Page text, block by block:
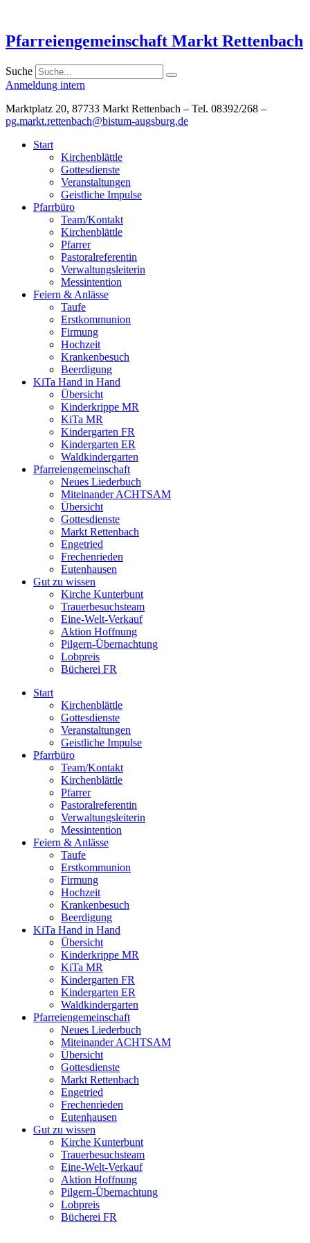
springen
Pfarreiengemeinschaft Markt Rettenbach
Suche
Anmeldung intern
Marktplatz 20, 87733 Markt Rettenbach – Tel. 08392/268 –
pg.markt.rettenbach@bistum-augsburg.de
Start
Kirchenblättle
Gottesdienste
Veranstaltungen
Geistliche Impulse
Pfarrbüro
Team/Kontakt
Kirchenblättle
Pfarrer
Pastoralreferentin
Verwaltungsleiterin
Messintention
Feiern & Anlässe
Taufe
Erstkommunion
Firmung
Hochzeit
Krankenbesuch
Beerdigung
KiTa Hand in Hand
Übersicht
Kinderkrippe MR
KiTa MR
Kindergarten FR
Kindergarten ER
Waldkindergarten
Pfarreiengemeinschaft
Neues Liederbuch
Miteinander ACHTSAM
Übersicht
Gottesdienste
Markt Rettenbach
Engetried
Frechenrieden
Eutenhausen
Gut zu wissen
Kirche Kunterbunt
Trauerbesuchsteam
Eine-Welt-Verkauf
Aktion Hoffnung
Pilgern-Übernachtung
Lobpreis
Bücherei FR
Start
Kirchenblättle
Gottesdienste
Veranstaltungen
Geistliche Impulse
Pfarrbüro
Team/Kontakt
Kirchenblättle
Pfarrer
Pastoralreferentin
Verwaltungsleiterin
Messintention
Feiern & Anlässe
Taufe
Erstkommunion
Firmung
Hochzeit
Krankenbesuch
Beerdigung
KiTa Hand in Hand
Übersicht
Kinderkrippe MR
KiTa MR
Kindergarten FR
Kindergarten ER
Waldkindergarten
Pfarreiengemeinschaft
Neues Liederbuch
Miteinander ACHTSAM
Übersicht
Gottesdienste
Markt Rettenbach
Engetried
Frechenrieden
Eutenhausen
Gut zu wissen
Kirche Kunterbunt
Trauerbesuchsteam
Eine-Welt-Verkauf
Aktion Hoffnung
Pilgern-Übernachtung
Lobpreis
Bücherei FR